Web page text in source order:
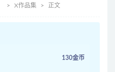
X作品集 正文
130金币